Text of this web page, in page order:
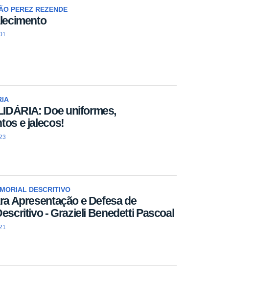
PEREZ REZENDE
Doe uniformes,
e jalecos!
DESCRITIVO
Apresentação e Defesa de
- Grazieli Benedetti Pascoal